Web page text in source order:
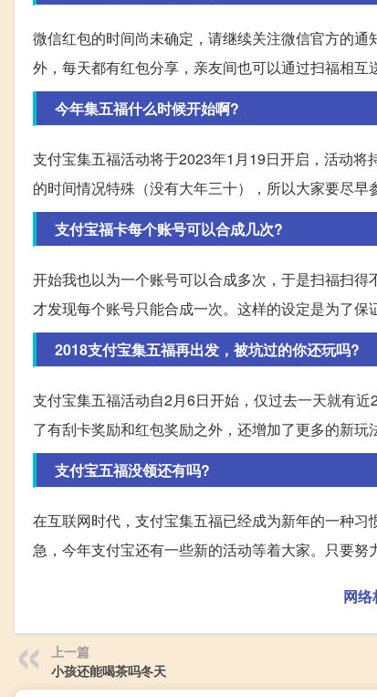
微信红包的时间尚未确定，请继续关注微信官方的
外，每天都有红包分享，亲友间也可以通过扫福相互
今年集五福什么时候开始啊?
支付宝集五福活动将于2023年1月19日开启，活动
的时间情况特殊（没有大年三十），所以大家要尽早
支付宝福卡每个账号可以合成几次?
开始我也以为一个账号可以合成多次，于是扫福扫
才发现每个账号只能合成一次。这样的设定是为了保
2018支付宝集五福再出发，被坑过的你还玩吗?
支付宝集五福活动自2月6日开始，仅过去一天就有
了有刮卡奖励和红包奖励之外，还增加了更多的新玩
支付宝五福没领还有吗?
在互联网时代，支付宝集五福已经成为新年的一种
急，今年支付宝还有一些新的活动等着大家。只要努
网络
上一篇
小孩还能喝茶吗冬天